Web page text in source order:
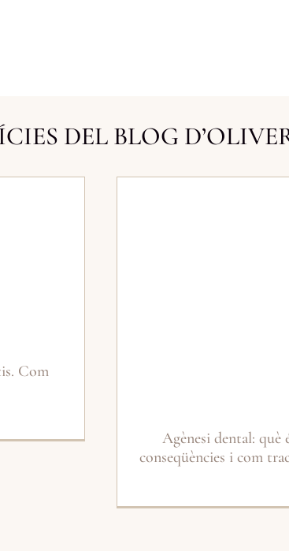
DEL BLOG
Com
Agènesi dental: què
conseqüències i com